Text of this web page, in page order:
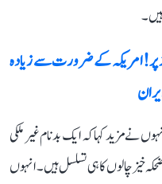
پر! امریکہ کے ضرورت سے زیادہ
نے مزید کہا کہ ایک بدنام غیر ملکی
خیز چالوں کا ہی تسلسل ہیں۔ انہوں